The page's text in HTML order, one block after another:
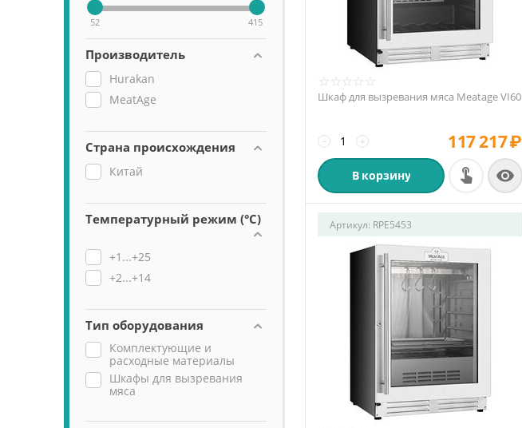
52 415
Производитель
Hurakan
MeatAge
Страна происхождения
Китай
Температурный режим (°C)
+1...+25
+2...+14
Тип оборудования
Комплектующие и
расходные материалы
Шкафы для вызревания
мяса
Шкаф для вызревания мяса Meatage VI60
+
− 117 217₽
В корзину 
Артикул: RPE5453